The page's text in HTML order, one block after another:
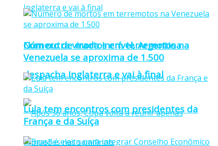
Com outra virada incrível, Argentina
despacha Inglaterra e vai à final
Número de mortos em terremotos na
Venezuela se aproxima de 1.500
Lula tem encontros com presidentes da
França e da Suíça